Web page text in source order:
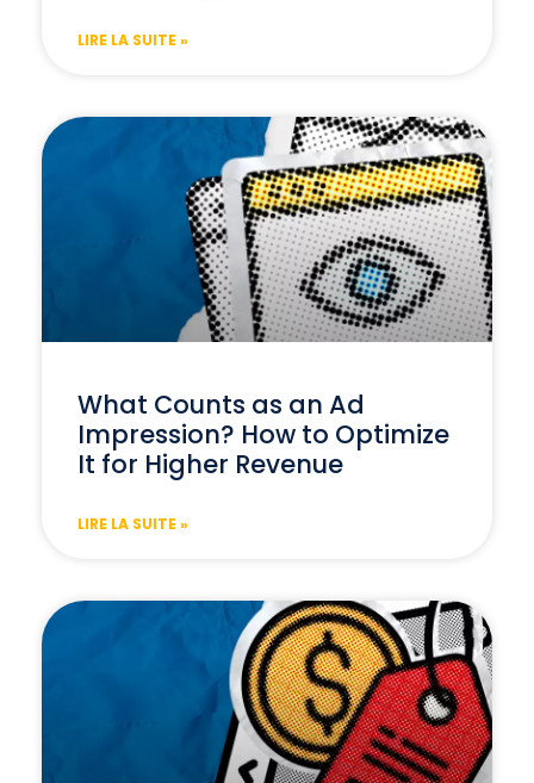
LIRE LA SUITE »
What Counts as an Ad
Impression? How to Optimize
It for Higher Revenue
LIRE LA SUITE »